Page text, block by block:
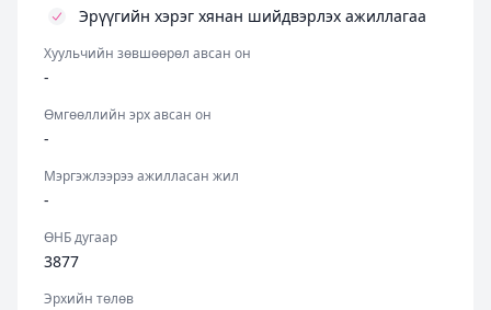
Эрүүгийн хэрэг хянан шийдвэрлэх ажиллагаа
Хуульчийн зөвшөөрөл авсан он
-
Өмгөөллийн эрх авсан он
-
Мэргэжлээрээ ажилласан жил
-
ӨНБ дугаар
3877
Эрхийн төлөв